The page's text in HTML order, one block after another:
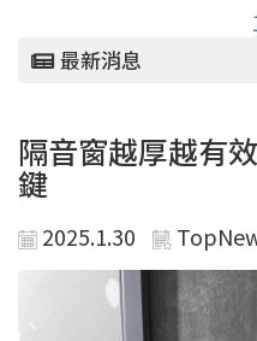
最新消息
隔音窗越厚越有
鍵
2025.1.30